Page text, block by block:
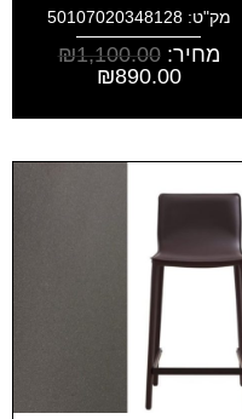
מק"ט: 50107020348128
מחיר: ₪1,100.00
₪890.00